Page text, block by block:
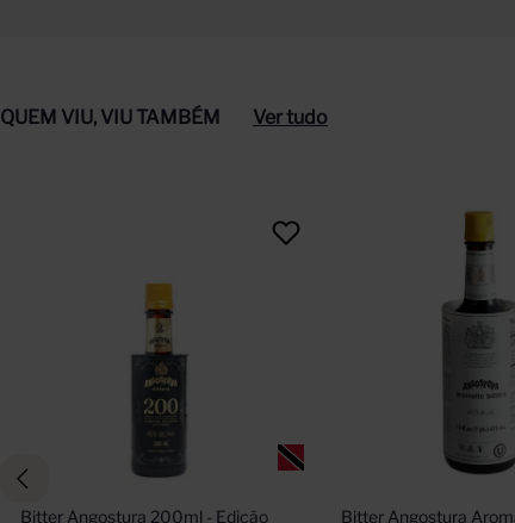
QUEM VIU, VIU TAMBÉM Ver tudo
Bitter Angostura 200ml - Edição
Bitter Angostura